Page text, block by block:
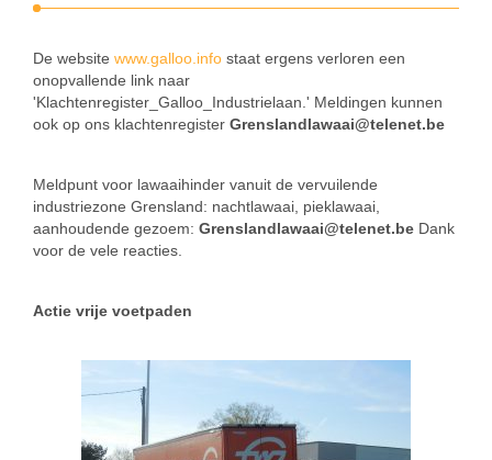
De website www.galloo.info staat ergens verloren een
onopvallende link naar
'Klachtenregister_Galloo_Industrielaan.' Meldingen kunnen
ook op ons klachtenregister Grenslandlawaai@telenet.be
Meldpunt voor lawaaihinder vanuit de vervuilende
industriezone Grensland: nachtlawaai, pieklawaai,
aanhoudende gezoem: Grenslandlawaai@telenet.be Dank
voor de vele reacties.
Actie vrije voetpaden